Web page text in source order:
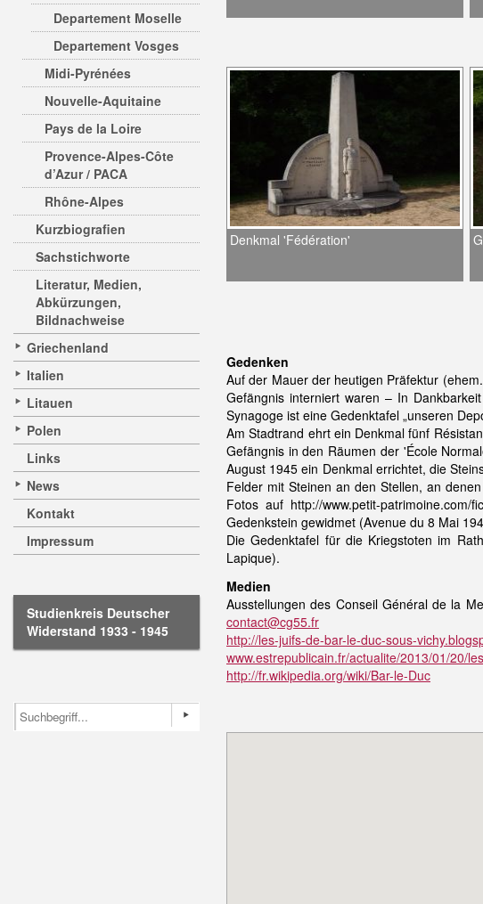
Departement Moselle
Departement Vosges
Midi-Pyrénées
Nouvelle-Aquitaine
Pays de la Loire
Provence-Alpes-Côte
d’Azur / PACA
Rhône-Alpes
Kurzbiografien
Sachstichworte
Literatur, Medien,
Abkürzungen,
Bildnachweise
Griechenland
Italien
Litauen
Polen
Links
News
Kontakt
Impressum
Studienkreis Deutscher
Widerstand 1933 - 1945
Denkmal 'Fédération'
Gedenken
Auf der Mauer der heutigen Präfektur
Gefängnis interniert waren – In
Synagoge ist eine Gedenktafel „unseren
Am Stadtrand ehrt ein Denkmal fünf
Gefängnis in den Räumen der 'École
August 1945 ein Denkmal errichtet, die
Felder mit Steinen an den Stellen, an
Fotos auf http://www.petit-
Gedenkstein gewidmet (Avenue du 8 Mai
Die Gedenktafel für die Kriegstoten im
Lapique).
Medien
Ausstellungen des Conseil Général de la
contact@cg55.fr
http://les-juifs-de-bar-le-duc-sous-
www.estrepublicain.fr/actualite/2013/01/20/
http://fr.wikipedia.org/wiki/Bar-le-Duc